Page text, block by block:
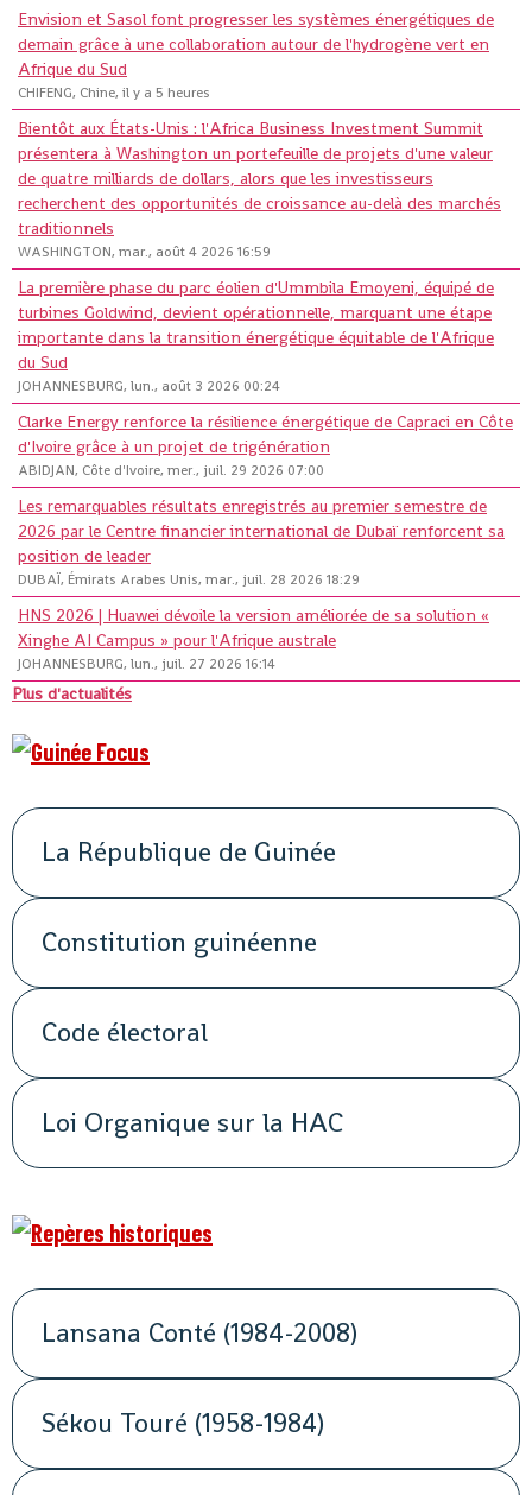
Envision et Sasol font progresser les systèmes énergétiques de
demain grâce à une collaboration autour de l'hydrogène vert en
Afrique du Sud
CHIFENG, Chine, il y a 5 heures
Bientôt aux États-Unis : l'Africa Business Investment Summit
présentera à Washington un portefeuille de projets d'une valeur
de quatre milliards de dollars, alors que les investisseurs
recherchent des opportunités de croissance au-delà des marchés
traditionnels
WASHINGTON, mar., août 4 2026 16:59
La première phase du parc éolien d'Ummbila Emoyeni, équipé de
turbines Goldwind, devient opérationnelle, marquant une étape
importante dans la transition énergétique équitable de l'Afrique
du Sud
JOHANNESBURG, lun., août 3 2026 00:24
Clarke Energy renforce la résilience énergétique de Capraci en Côte
d'Ivoire grâce à un projet de trigénération
ABIDJAN, Côte d'Ivoire, mer., juil. 29 2026 07:00
Les remarquables résultats enregistrés au premier semestre de
2026 par le Centre financier international de Dubaï renforcent sa
position de leader
DUBAÏ, Émirats Arabes Unis, mar., juil. 28 2026 18:29
HNS 2026 | Huawei dévoile la version améliorée de sa solution «
Xinghe AI Campus » pour l'Afrique australe
JOHANNESBURG, lun., juil. 27 2026 16:14
Plus d'actualités
La République de Guinée
Constitution guinéenne
Code électoral
Loi Organique sur la HAC
Lansana Conté (1984-2008)
Sékou Touré (1958-1984)